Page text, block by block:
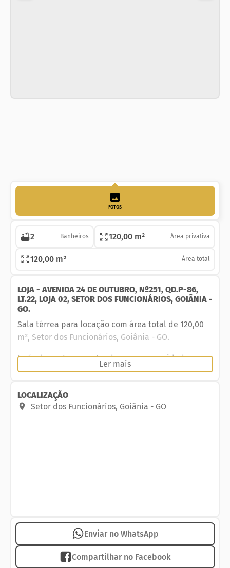
FOTOS
2 Banheiros 120,00 m² Área privativa
120,00 m² Área total
LOJA - AVENIDA 24 DE OUTUBRO, Nº251, QD.P-86,
LT.22, LOJA 02, SETOR DOS FUNCIONÁRIOS, GOIÂNIA -
GO.
Sala térrea para locação com área total de 120,00
m², Setor dos Funcionários, Goiânia - GO.
Imóvel pronto para atender suas necessidades,
abrindo ou expandindo seu negócio com conforto,
Sala comercial, na região mais aquecida e
Entre em contato e agende sua visita!
Telefone: 62 3018.2500 | WhatsApp: 62 99831.0020
Ler mais
LOCALIZAÇÃO
Setor dos Funcionários, Goiânia - GO
Enviar no WhatsApp
Compartilhar no Facebook